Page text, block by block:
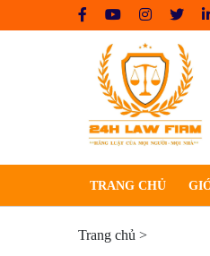
to
TRANG CHỦ
Trang chủ >